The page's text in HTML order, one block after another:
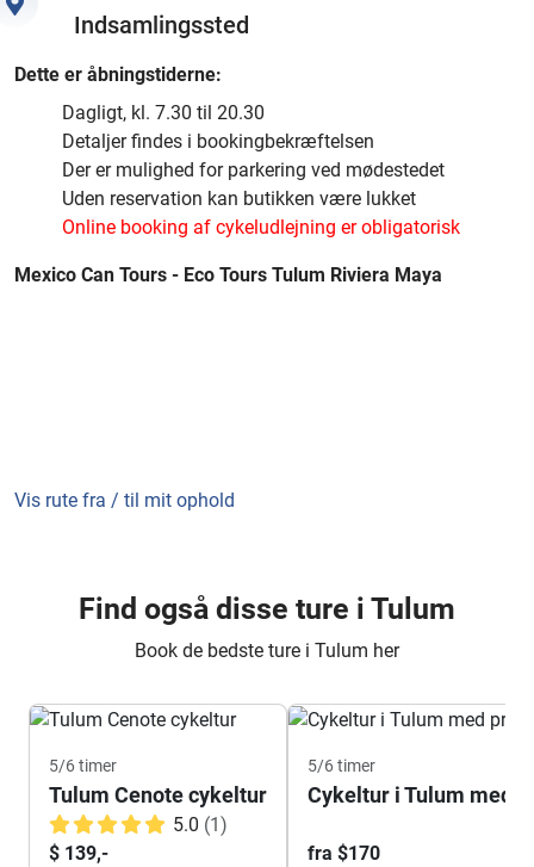
Indsamlingssted
Dette er åbningstiderne:
Dagligt, kl. 7.30 til 20.30
Detaljer findes i bookingbekræftelsen
Der er mulighed for parkering ved mødestedet
Uden reservation kan butikken være lukket
Online booking af cykeludlejning er obligatorisk
Mexico Can Tours - Eco Tours Tulum Riviera Maya
Vis rute fra / til mit ophold
Find også disse ture i Tulum
Book de bedste ture i Tulum her
5/6 timer
Tulum Cenote cykeltur
5.0 (1)
$ 139,-
5/6 timer
Cykeltur i Tulum med
fra $170